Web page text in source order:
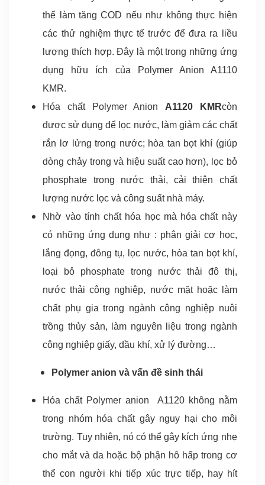
thể làm tăng COD nếu như không thực hiện
các thử nghiệm thực tế trước để đưa ra liều
lượng thích hợp. Đây là một trong những ứng
dụng hữu ích của Polymer Anion A1110
KMR.
Hóa chất Polymer Anion A1120 KMRcòn
được sử dụng để lọc nước, làm giảm các chất
rắn lơ lửng trong nước; hòa tan bọt khí (giúp
dòng chảy trong và hiệu suất cao hơn), lọc bỏ
phosphate trong nước thải, cải thiện chất
lượng nước lọc và công suất nhà máy.
Nhờ vào tính chất hóa học mà hóa chất này
có những ứng dụng như : phân giải cơ học,
lắng đọng, đông tụ, lọc nước, hòa tan bọt khí,
loại bỏ phosphate trong nước thải đô thị,
nước thải công nghiệp, nước mặt hoặc làm
chất phụ gia trong ngành công nghiệp nuôi
trồng thủy sản, làm nguyên liệu trong ngành
công nghiệp giấy, dầu khí, xử lý đường…
Polymer anion và vấn đề sinh thái
Hóa chất Polymer anion A1120 không nằm
trong nhóm hóa chất gây nguy hại cho môi
trường. Tuy nhiên, nó có thể gây kích ứng nhẹ
cho mắt và da hoặc bộ phận hô hấp trong cơ
thể con người khi tiếp xúc trực tiếp, hay hít